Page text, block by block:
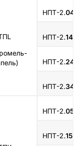
НПТ-2.04
НПТ-2.14
НПТ-2.24
НПТ-2.34
НПТ-2.05
НПТ-2.15